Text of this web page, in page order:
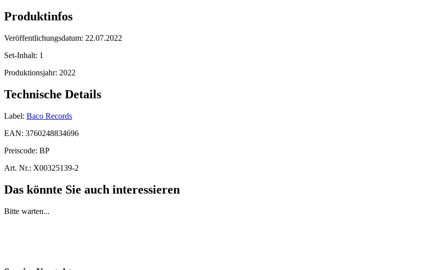
Produktinfos
Veröffentlichungsdatum: 22.07.2022
Set-Inhalt: 1
Produktionsjahr: 2022
Technische Details
Label: Baco Records
EAN: 3760248834696
Preiscode: BP
Art. Nr.: X00325139-2
Das könnte Sie auch interessieren
Bitte warten...